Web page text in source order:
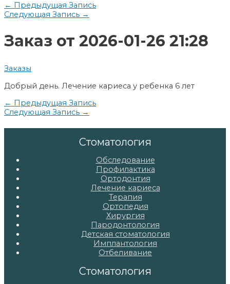
Навигация
по
записям
← Предыдущая Запись
Следующая Запись →
Заказ от 2026-01-26 21:28
Заказы
Добрый день. Лечение кариеса у ребенка 6 лет
Навигация
по
← Предыдущая Запись
Следующая Запись →
Стоматология
Обследование
Профилактика
Ортодонтия
Лечение кариеса
Терапия
Ортопедия
Хирургия
Пародонтология
Детская стоматология
Имплантология
Отбеливание
Стоматология